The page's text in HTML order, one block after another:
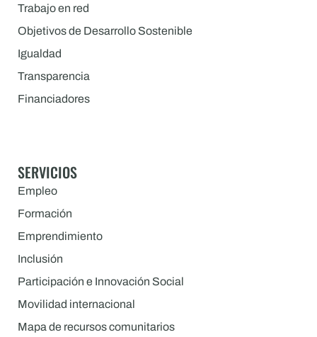
Trabajo en red
Objetivos de Desarrollo Sostenible
Igualdad
Transparencia
Financiadores
SERVICIOS
Empleo
Formación
Emprendimiento
Inclusión
Participación e Innovación Social
Movilidad internacional
Mapa de recursos comunitarios